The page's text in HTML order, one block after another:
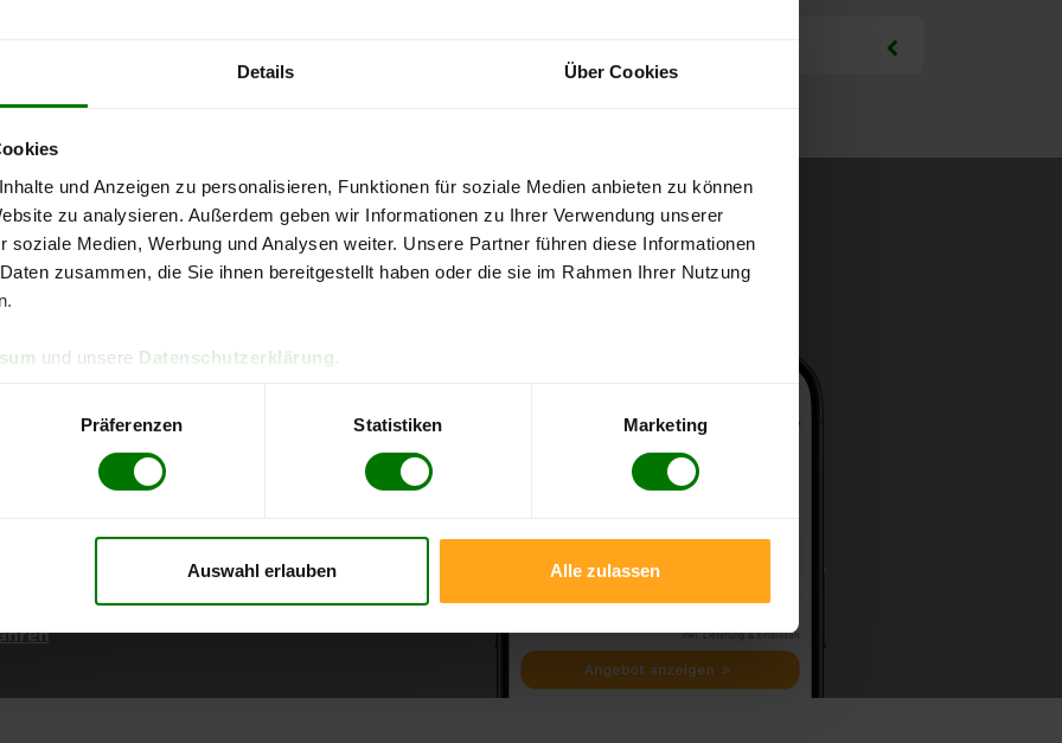
Details Über Cookies
und Anzeigen zu personalisieren, Funktionen für soziale Medien anbieten zu können
zu analysieren. Außerdem geben wir Informationen zu Ihrer Verwendung unserer
soziale Medien, Werbung und Analysen weiter. Unsere Partner führen diese Informationen
zusammen, die Sie ihnen bereitgestellt haben oder die sie im Rahmen Ihrer Nutzung
und unsere Datenschutzerklärung
Präferenzen Statistiken Marketing
Auswahl erlauben Alle zulassen
kostenlose
direkt online bestellen
aktuellen Stand